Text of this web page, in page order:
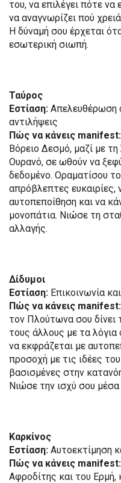
του, να επιλέγει πότε να
να αναγνωρίζει πού
Η δύναμή σου έρχεται
εσωτερική σιωπή.
Ταύρος
Εστίαση: Απελευθέρωση
αντιλήψεις
Πώς να κάνεις manifest:
Βόρειο Δεσμό, μαζί με
Ουρανό, σε ωθούν να
δεδομένο. Οραματίσου
απρόβλεπτες ευκαιρίες,
αυτοπεποίθηση και να
μονοπάτια. Νιώσε τη
αλλαγής.
Δίδυμοι
Εστίαση: Επικοινωνία
Πώς να κάνεις manifest:
τον Πλούτωνα σου δίνει
τους άλλους με τα
να εκφράζεται με
προσοχή με τις ιδέες
βασισμένες στην
Νιώσε την ισχύ σου μέσα
Καρκίνος
Εστίαση: Αυτοεκτίμηση
Πώς να κάνεις manifest:
Αφροδίτης και του Ερμή,